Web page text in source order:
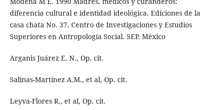
diferencia cultural e identidad ideológica. Ediciones de la
casa chata No. 37. Centro de Investigaciones y Estudios
Superiores en Antropología Social. SEP. México
Arganis Juárez E. N., Op. cit.
Salinas-Martínez A.M., et al, Op. cit.
Leyva-Flores R., et al, Op. cit.